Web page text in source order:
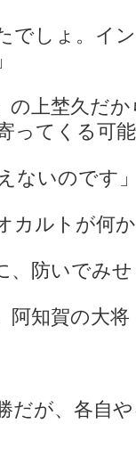
でしょ。イ
の上埜久だ
ってくる可
ないのです
カルトが何
、防いでみ
阿知賀の大将
だが、各自